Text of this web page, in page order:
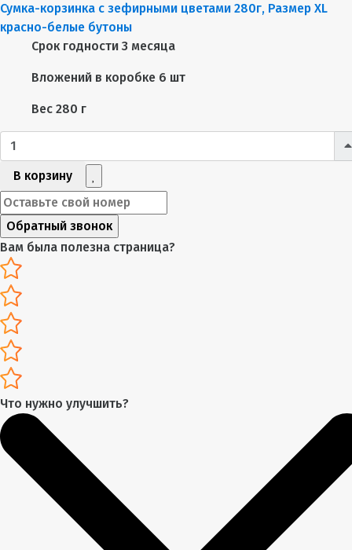
Сумка-корзинка с зефирными цветами 280г, Размер XL
красно-белые бутоны
Срок годности 3 месяца
Вложений в коробке 6 шт
Вес 280 г
В корзину
Обратный звонок
Вам была полезна страница?
Что нужно улучшить?